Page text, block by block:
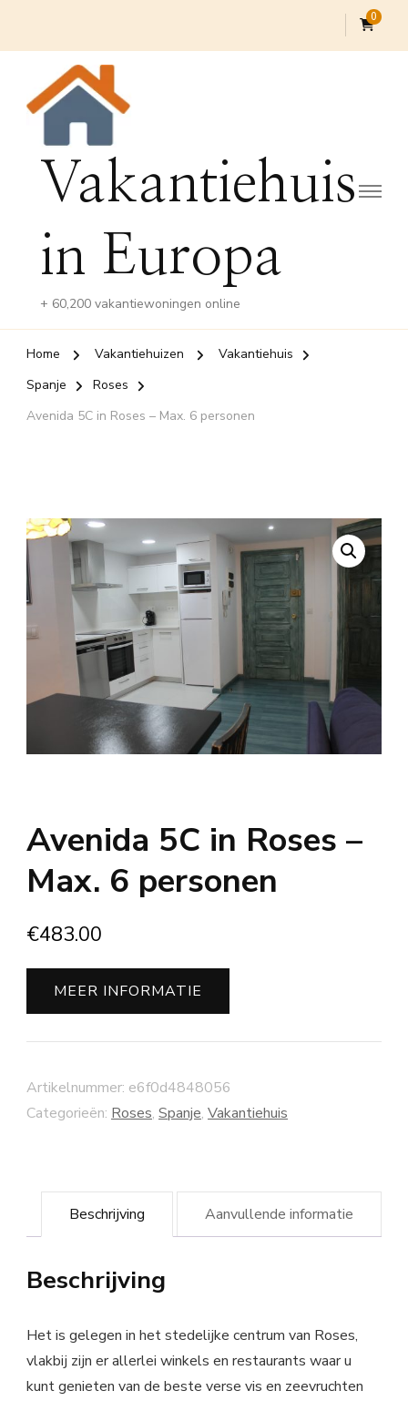
0
Vakantiehuis
in Europa
+ 60,200 vakantiewoningen online
Home Vakantiehuizen
Vakantiehuis
Spanje
Roses
Avenida 5C in Roses – Max. 6 personen
Avenida 5C in Roses –
Max. 6 personen
€483.00
MEER INFORMATIE
Artikelnummer: e6f0d4848056
Categorieën: Roses, Spanje, Vakantiehuis
Beschrijving Aanvullende informatie
Beschrijving
Het is gelegen in het stedelijke centrum van Roses,
vlakbij zijn er allerlei winkels en restaurants waar u
kunt genieten van de beste verse vis en zeevruchten